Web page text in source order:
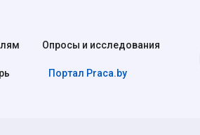
Опросы и исследования
Портал Praca.by